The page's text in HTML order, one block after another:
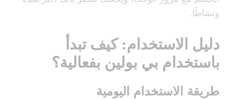
ونشاطًا.
دليل الاستخدام: كيف تبدأ
باستخدام بي بولين بفعالية؟
طريقة الاستخدام اليومية